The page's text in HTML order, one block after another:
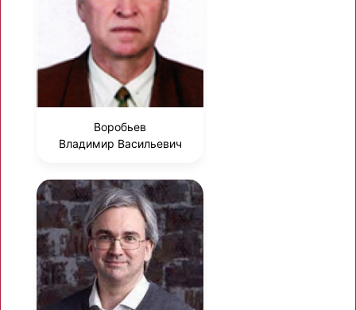
Воробьев
Владимир Васильевич